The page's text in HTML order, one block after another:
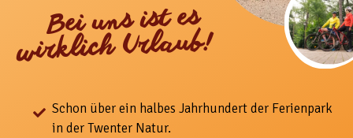
Bei uns ist es
wirklich Urlaub!
Schon über ein halbes Jahrhundert der Ferienpark
in der Twenter Natur.